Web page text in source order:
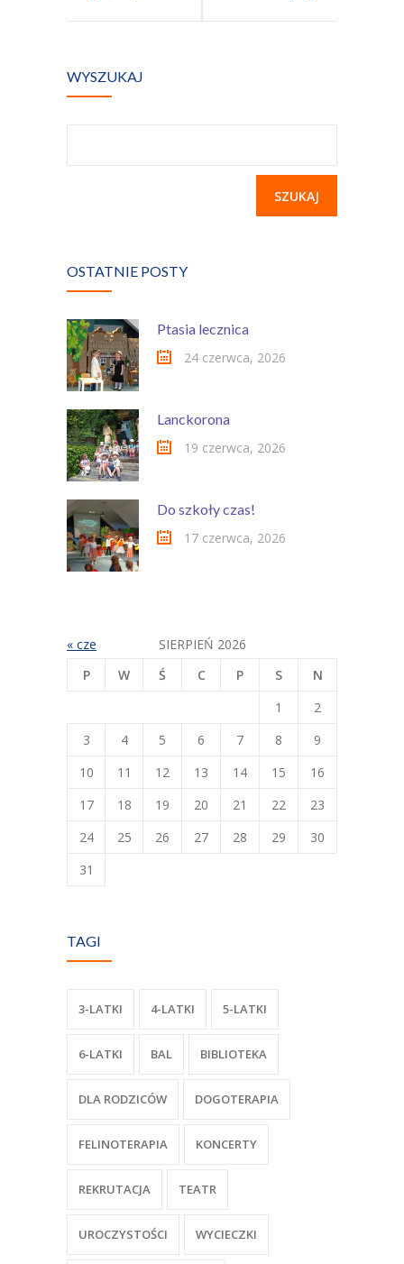
WYSZUKAJ
OSTATNIE POSTY
Ptasia lecznica
24 czerwca, 2026
Lanckorona
19 czerwca, 2026
Do szkoły czas!
17 czerwca, 2026
SIERPIEŃ 2026
P
W Ś C P S
N
1
2
3
4 5 6 7 8
9
10
11 12 13 14 15
16
17
18 19 20 21 22
23
24
25 26 27 28 29
30
31
« cze
TAGI
3-LATKI 4-LATKI 5-LATKI
6-LATKI BAL BIBLIOTEKA
DLA RODZICÓW DOGOTERAPIA
FELINOTERAPIA KONCERTY
REKRUTACJA TEATR
UROCZYSTOŚCI WYCIECZKI